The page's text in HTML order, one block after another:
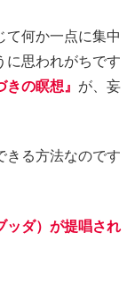
て何か一点に集中
に思われがちです
きの瞑想』 が、妄
きる方法なのです
ッダ）が提唱され